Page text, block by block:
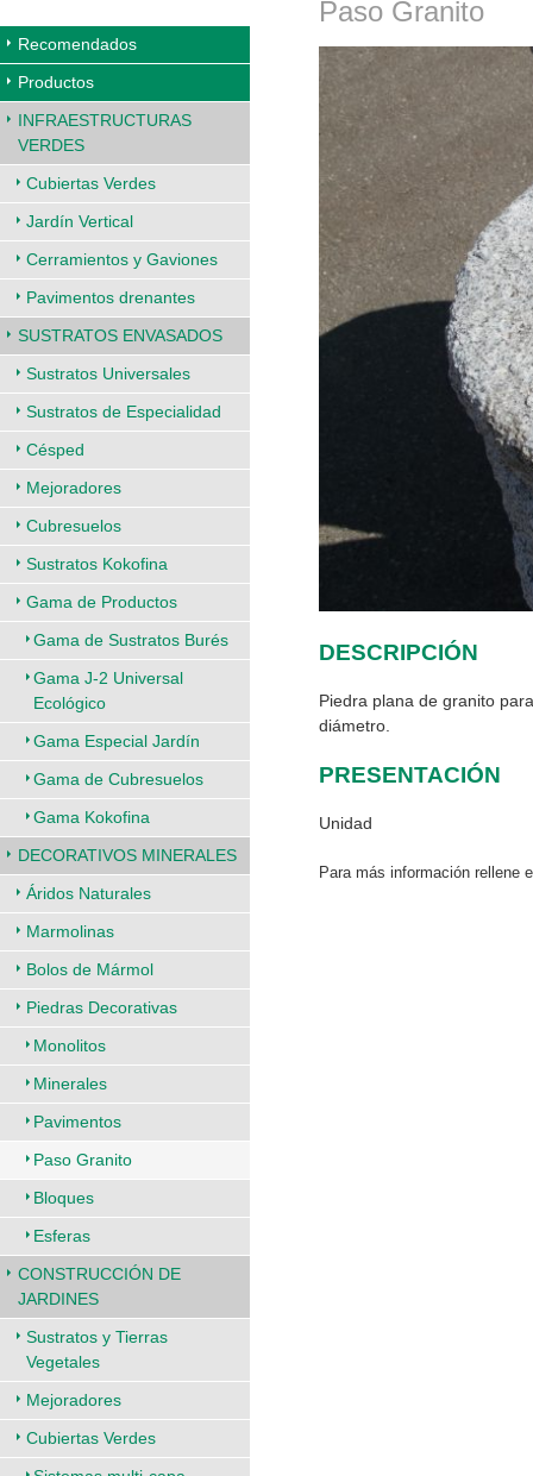
Paso Granito
DESCRIPCIÓN
Piedra plana de granito
diámetro.
PRESENTACIÓN
Unidad
Para más información rellene
Recomendados
Productos
INFRAESTRUCTURAS
VERDES
Cubiertas Verdes
Jardín Vertical
Cerramientos y Gaviones
Pavimentos drenantes
SUSTRATOS ENVASADOS
Sustratos Universales
Sustratos de Especialidad
Césped
Mejoradores
Cubresuelos
Sustratos Kokofina
Gama de Productos
Gama de Sustratos Burés
Gama J-2 Universal
Ecológico
Gama Especial Jardín
Gama de Cubresuelos
Gama Kokofina
DECORATIVOS MINERALES
Áridos Naturales
Marmolinas
Bolos de Mármol
Piedras Decorativas
Monolitos
Minerales
Pavimentos
Paso Granito
Bloques
Esferas
CONSTRUCCIÓN DE
JARDINES
Sustratos y Tierras
Vegetales
Mejoradores
Cubiertas Verdes